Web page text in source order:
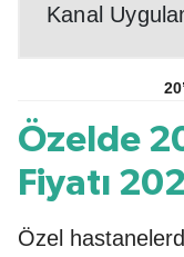
Kanal
Özelde
Fiyatı
Özel